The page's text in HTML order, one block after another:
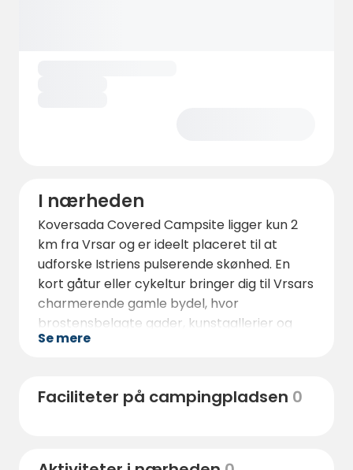
I nærheden
Koversada Covered Campsite ligger kun 2
km fra Vrsar og er ideelt placeret til at
udforske Istriens pulserende skønhed. En
kort gåtur eller cykeltur bringer dig til Vrsars
charmerende gamle bydel, hvor
brostensbelagte gader, kunstgallerier og
hyggelige caféer venter. Fra Vrsars marina
Den nærliggende Lim-kanal er en
Se mere
Faciliteter på campingpladsen 0